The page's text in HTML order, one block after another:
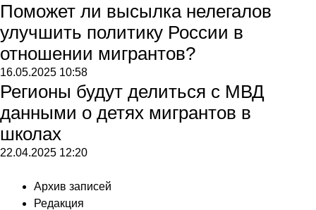
Поможет ли высылка нелегалов
улучшить политику России в
отношении мигрантов?
16.05.2025 10:58
Регионы будут делиться с МВД
данными о детях мигрантов в
школах
22.04.2025 12:20
Архив записей
Редакция